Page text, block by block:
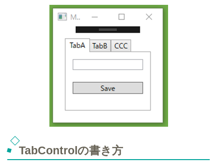
TabControlの書き方